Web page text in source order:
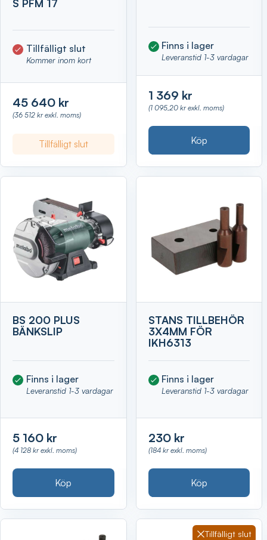
S PFM 17
Tillfälligt slut
Kommer inom kort
45 640 kr
(36 512 kr exkl. moms)
Tillfälligt slut
Finns i lager
Leveranstid 1-3 vardagar
1 369 kr
(1 095,20 kr exkl. moms)
Köp
BS 200 PLUS
BÄNKSLIP
Finns i lager
Leveranstid 1-3 vardagar
5 160 kr
(4 128 kr exkl. moms)
Köp
STANS TILLBEHÖR
3X4MM FÖR
IKH6313
Finns i lager
Leveranstid 1-3 vardagar
230 kr
(184 kr exkl. moms)
Köp
Tillfälligt slut